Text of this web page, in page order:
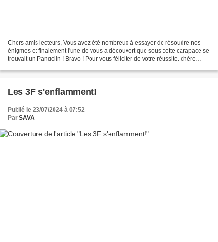
Chers amis lecteurs, Vous avez été nombreux à essayer de résoudre nos
énigmes et finalement l'une de vous a découvert que sous cette carapace se
trouvait un Pangolin ! Bravo ! Pour vous féliciter de votre réussite, chère
Les 3F s'enflamment!
Publié le 23/07/2024 à 07:52
Par SAVA